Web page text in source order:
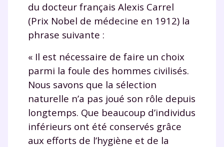
du docteur français Alexis Carrel
(Prix Nobel de médecine en 1912) la
phrase suivante :
« Il est nécessaire de faire un choix
parmi la foule des hommes civilisés.
Nous savons que la sélection
naturelle n’a pas joué son rôle depuis
longtemps. Que beaucoup d’individus
inférieurs ont été conservés grâce
aux efforts de l’hygiène et de la